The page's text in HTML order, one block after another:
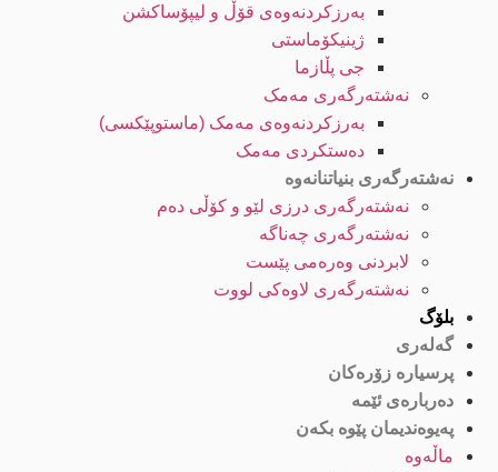
بەرزکردنەوەی قۆڵ و لیپۆساکشن
ژینیکۆماستی
جی پڵازما
نەشتەرگەری مەمک
بەرزکردنەوەی مەمک (ماستوپێکسی)
دەستکردی مەمک
نەشتەرگەری بنیاتنانەوە
نەشتەرگەری درزی لێو و کۆڵی دەم
نەشتەرگەری چەناگە
لابردنی وەرەمی پێست
نەشتەرگەری لاوەکی لووت
بلۆگ
گەلەری
پرسیارە زۆرەکان
دەربارەی ئێمە
پەیوەندیمان پێوە بکەن
ماڵەوە